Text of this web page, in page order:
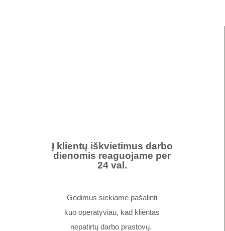
Į klientų iškvietimus darbo
dienomis reaguojame per
24 val.
Gedimus siekiame pašalinti
kuo operatyviau, kad klientas
nepatirtų darbo prastovų.